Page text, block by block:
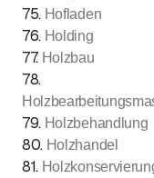
75. Hofladen
76. Holding
77. Holzbau
78.
79. Holzbehandlung
80. Holzhandel
81.